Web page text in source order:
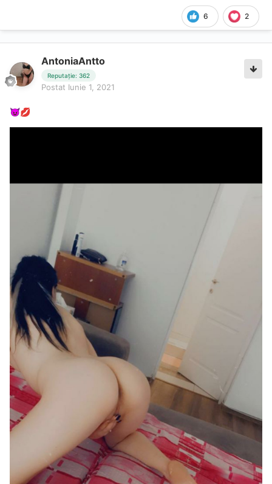
6 2
AntoniaAntto
Reputație: 362
Postat Iunie 1, 2021
😈💋